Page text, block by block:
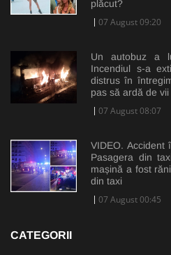
plăcut?
07 August 09:20
Un autobuz a
Incendiul s-a
distrus în
pas să ardă de vii
07 August 08:07
VIDEO.
Pasagera din
mașină a fost
din taxi
07 August 00:45
CATEGORII